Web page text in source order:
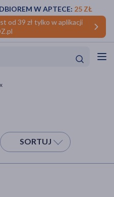
od 39 zł tylko w aplikacji
W APTECE: 25 ZŁ
SORTUJ